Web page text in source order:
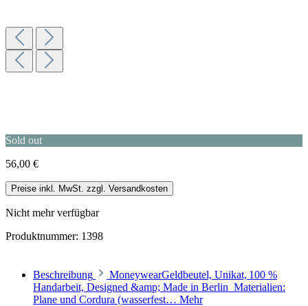
Sold out
56,00 €
Preise inkl. MwSt. zzgl. Versandkosten
Nicht mehr verfügbar
Produktnummer: 1398
Beschreibung
MoneywearGeldbeutel, Unikat, 100 %
Handarbeit, Designed &amp; Made in Berlin Materialien:
Plane und Cordura (wasserfest… Mehr